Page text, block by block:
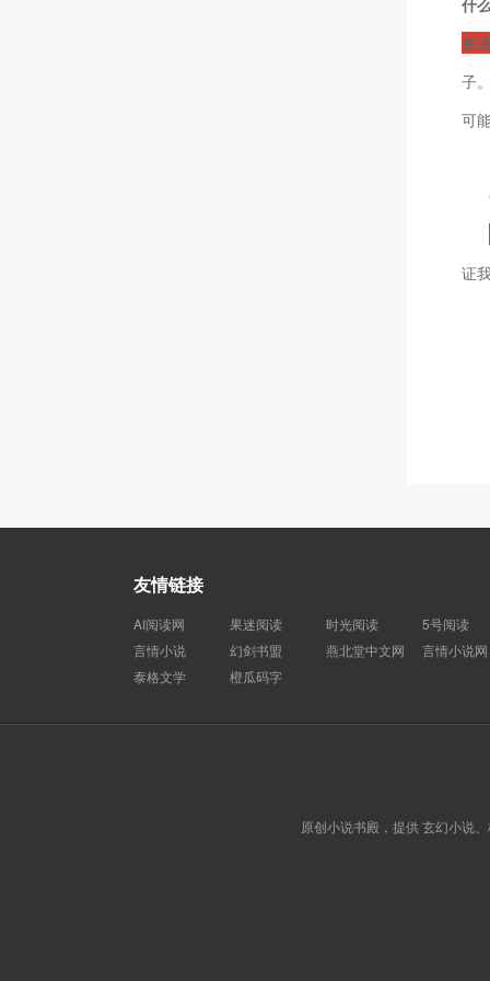
什
在
子
可
证
友情链接
AI阅读网 果迷阅读 时光阅读
5号阅读
言情小说
幻剑书盟 燕北堂中文网
言情小说网
泰格文学
橙瓜码字
原创小说书殿，提供 玄幻小说